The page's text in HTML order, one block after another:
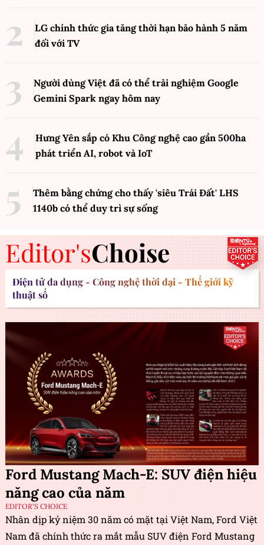
LG chính thức gia tăng thời hạn bảo hành 5 năm
đối với TV
Người dùng Việt đã có thể trải nghiệm Google
Gemini Spark ngay hôm nay
Hưng Yên sắp có Khu Công nghệ cao gần 500ha
phát triển AI, robot và IoT
Thêm bằng chứng cho thấy 'siêu Trái Đất' LHS
1140b có thể duy trì sự sống
Editor'sChoise
Điện tử đa dụng - Công nghệ thời đại - Thế giới kỹ
thuật số
Ford Mustang Mach-E: SUV điện hiệu
năng cao của năm
EDITOR'S CHOICE
Nhân dịp kỷ niệm 30 năm có mặt tại Việt Nam, Ford Việt
Nam đã chính thức ra mắt mẫu SUV điện Ford Mustang